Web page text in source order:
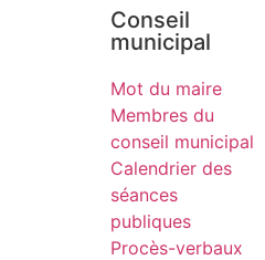
Conseil
municipal​
Mot du maire
Membres du
conseil municipal
Calendrier des
séances
publiques
Procès-verbaux